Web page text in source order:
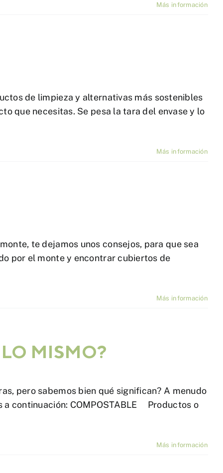
Más información
de limpieza y alternativas más sostenibles
que necesitas. Se pesa la tara del envase y lo
Más información
te dejamos unos consejos, para que sea
por el monte y encontrar cubiertos de
Más información
MISMO?
pero sabemos bien qué significan? A menudo
a continuación: COMPOSTABLE Productos o
Más información